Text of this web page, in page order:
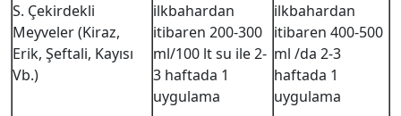
S. Çekirdekli
Meyveler (Kiraz,
Erik, Şeftali, Kayısı
Vb.)
ilkbahardan
itibaren 200-300
ml/100 lt su ile 2-
3 haftada 1
uygulama
ilkbahardan
itibaren 400-500
ml /da 2-3
haftada 1
uygulama